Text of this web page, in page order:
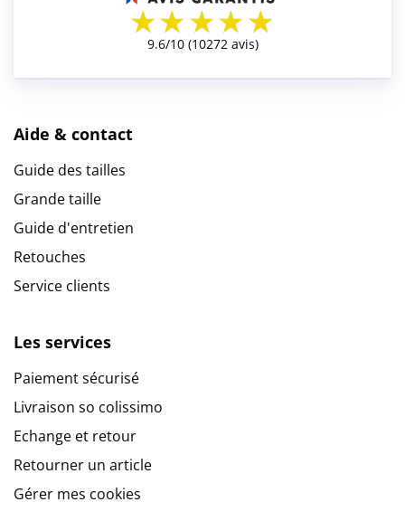
Aide & contact
Guide des tailles
Grande taille
Guide d'entretien
Retouches
Service clients
Les services
Paiement sécurisé
Livraison so colissimo
Echange et retour
Retourner un article
Gérer mes cookies